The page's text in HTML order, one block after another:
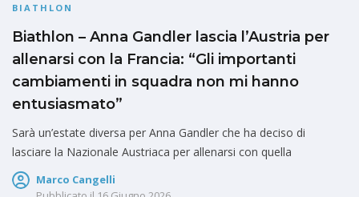
BIATHLON
Biathlon – Anna Gandler lascia l’Austria per
allenarsi con la Francia: “Gli importanti
cambiamenti in squadra non mi hanno
entusiasmato”
Sarà un’estate diversa per Anna Gandler che ha deciso di
lasciare la Nazionale Austriaca per allenarsi con quella
Marco Cangelli